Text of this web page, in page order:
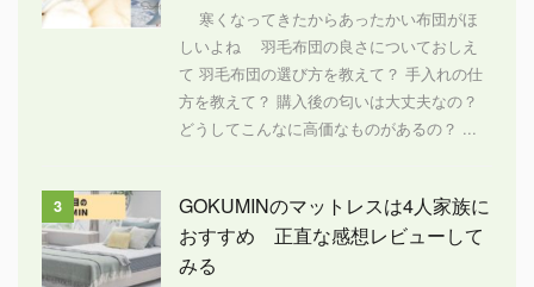
寒くなってきたからあったかい布団がほ
しいよね 羽毛布団の良さについておしえ
て 羽毛布団の選び方を教えて？ 手入れの仕
方を教えて？ 購入後の匂いは大丈夫なの？
どうしてこんなに高価なものがあるの？ ...
3
GOKUMINのマットレスは4人家族に
おすすめ 正直な感想レビューして
みる